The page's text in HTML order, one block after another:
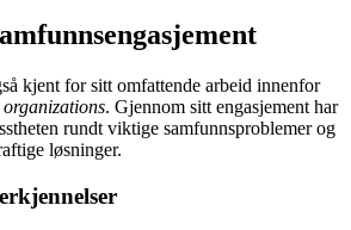
kjent for sitt omfattende arbeid innenfor
. Gjennom sitt engasjement har
rundt viktige samfunnsproblemer og
løsninger.